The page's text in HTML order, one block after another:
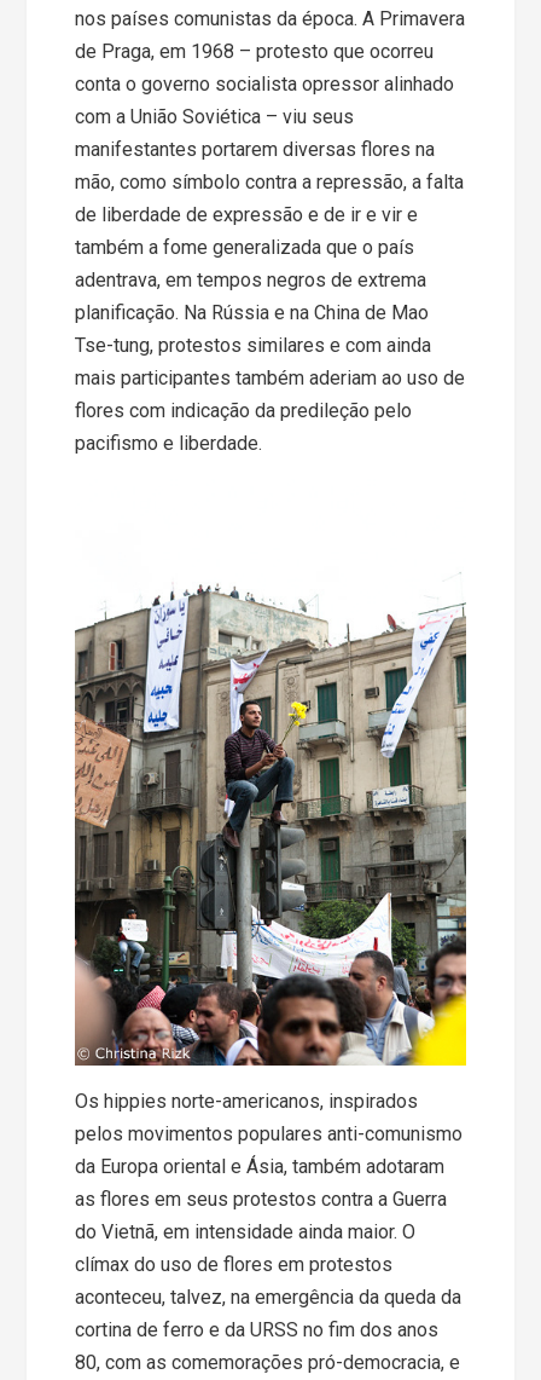
nos países comunistas da época. A Primavera
de Praga, em 1968 – protesto que ocorreu
conta o governo socialista opressor alinhado
com a União Soviética – viu seus
manifestantes portarem diversas flores na
mão, como símbolo contra a repressão, a falta
de liberdade de expressão e de ir e vir e
também a fome generalizada que o país
adentrava, em tempos negros de extrema
planificação. Na Rússia e na China de Mao
Tse-tung, protestos similares e com ainda
mais participantes também aderiam ao uso de
flores com indicação da predileção pelo
pacifismo e liberdade.
Os hippies norte-americanos, inspirados
pelos movimentos populares anti-comunismo
da Europa oriental e Ásia, também adotaram
as flores em seus protestos contra a Guerra
do Vietnã, em intensidade ainda maior. O
clímax do uso de flores em protestos
aconteceu, talvez, na emergência da queda da
cortina de ferro e da URSS no fim dos anos
80, com as comemorações pró-democracia, e